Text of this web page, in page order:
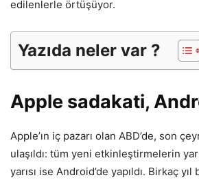
edilenlerle örtüşüyor.
Yazıda neler var ?
Apple sadakati,
Apple’ın iç pazarı olan ABD’de, son
ulaşıldı: tüm yeni etkinleştirmelerin
yarısı ise Android’de yapıldı. Birkaç